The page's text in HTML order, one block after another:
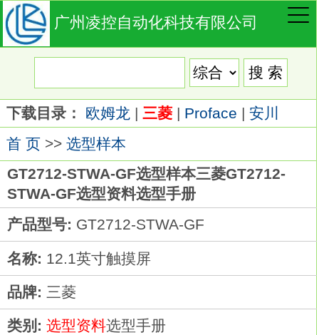
广州凌控自动化科技有限公司
下载目录： 欧姆龙 | 三菱| Proface | 安川
首 页>> 选型样本
GT2712-STWA-GF选型样本三菱GT2712-
STWA-GF选型资料选型手册
产品型号: GT2712-STWA-GF
名称: 12.1英寸触摸屏
品牌: 三菱
类别: 选型资料选型手册